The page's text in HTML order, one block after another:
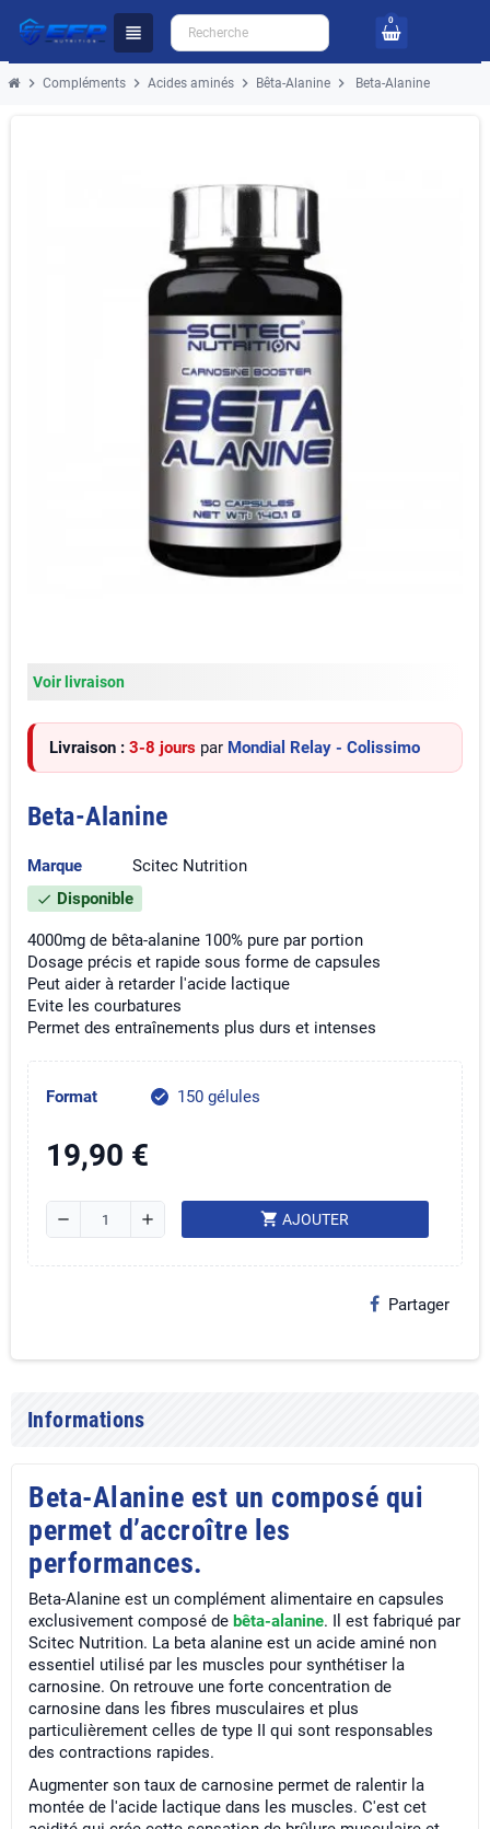
view_headline
0
chevron_right Compléments chevron_right Acides aminés chevron_right Bêta-Alanine chevron_right Beta-Alanine
Voir livraison
Livraison : 3-8 jours par Mondial Relay - Colissimo
Beta-Alanine
Marque Scitec Nutrition
check Disponible
4000mg de bêta-alanine 100% pure par portion
Dosage précis et rapide sous forme de capsules
Peut aider à retarder l'acide lactique
Evite les courbatures
Permet des entraînements plus durs et intenses
Format check 150 gélules
19,90 €
remove add shopping_cart AJOUTER
Partager
Informations
Beta-Alanine est un composé qui
permet d’accroître les
performances.
Beta-Alanine est un complément alimentaire en capsules
exclusivement composé de bêta-alanine. Il est fabriqué par
Scitec Nutrition. La beta alanine est un acide aminé non
essentiel utilisé par les muscles pour synthétiser la
carnosine. On retrouve une forte concentration de
carnosine dans les fibres musculaires et plus
particulièrement celles de type II qui sont responsables
des contractions rapides.
Augmenter son taux de carnosine permet de ralentir la
montée de l'acide lactique dans les muscles. C'est cet